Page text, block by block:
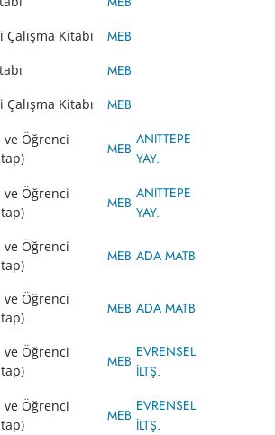
Çalışma Kitabı MEB
MEB
Çalışma Kitabı MEB
ve Öğrenci
MEB
ANITTEPE
YAY.
ve Öğrenci
MEB
ANITTEPE
YAY.
ve Öğrenci
MEB ADA MATB
ve Öğrenci
MEB ADA MATB
ve Öğrenci
MEB
EVRENSEL
İLTŞ.
ve Öğrenci
MEB
EVRENSEL
İLTŞ.